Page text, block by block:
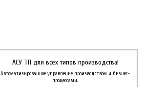
АСУ ТП для всех типов производства!
Автоматизированное управление производством и бизнес-
процессами.